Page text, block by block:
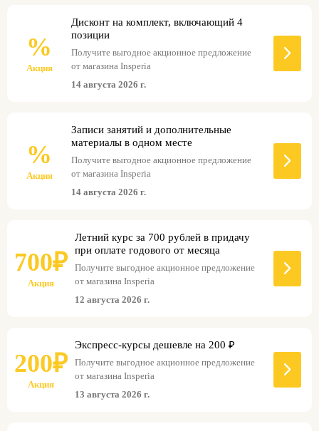
%
Акция
Дисконт на комплект, включающий 4
позиции
Получите выгодное акционное предложение
от магазина Insperia
14 августа 2026 г.
%
Акция
Записи занятий и дополнительные
материалы в одном месте
Получите выгодное акционное предложение
от магазина Insperia
14 августа 2026 г.
700₽
Акция
Летний курс за 700 рублей в придачу
при оплате годового от месяца
Получите выгодное акционное предложение
от магазина Insperia
12 августа 2026 г.
200₽
Акция
Экспресс-курсы дешевле на 200 ₽
Получите выгодное акционное предложение
от магазина Insperia
13 августа 2026 г.